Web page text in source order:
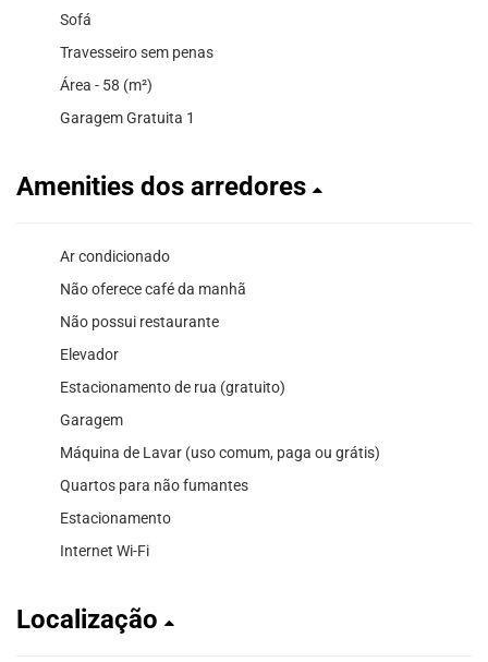
Sofá
Travesseiro sem penas
Área - 58 (m²)
Garagem Gratuita 1
Amenities dos arredores
Ar condicionado
Não oferece café da manhã
Não possui restaurante
Elevador
Estacionamento de rua (gratuito)
Garagem
Máquina de Lavar (uso comum, paga ou grátis)
Quartos para não fumantes
Estacionamento
Internet Wi-Fi
Localização